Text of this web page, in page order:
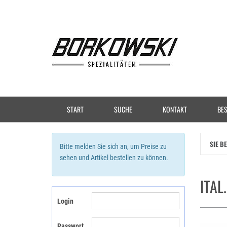
START SUCHE KONTAKT
SIE
Bitte melden Sie sich an, um Preise zu
sehen und Artikel bestellen zu können.
Login